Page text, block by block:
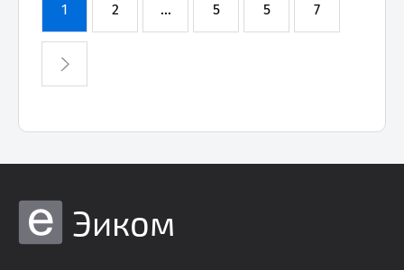
1 2 ... 5 5 7
Эиком